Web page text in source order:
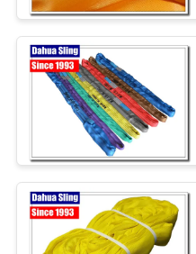
CONTACTEZ-
NOUS
NOUVELLES
DEMANDEZ
UNE
CITATION